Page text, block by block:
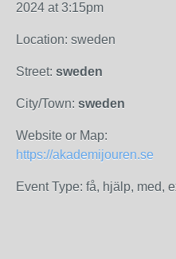
2024 at 3:15pm
Location: sweden
Street: sweden
City/Town: sweden
Website or Map:
https://akademijouren.se
Event Type: få, hjälp, med,